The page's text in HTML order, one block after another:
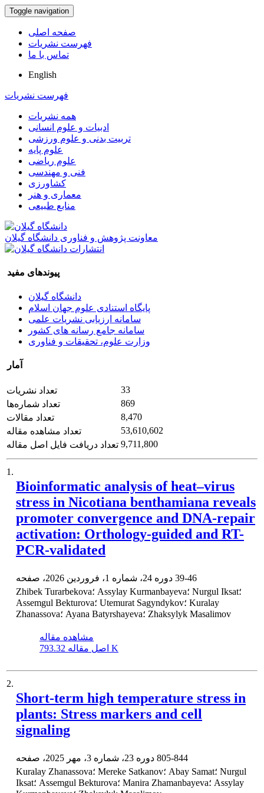
Toggle navigation
صفحه اصلی
فهرست نشریات
تماس با ما
English
فهرست نشریات
همه نشریات
ادبیات و علوم انسانی
تربیت بدنی و علوم ورزشی
علوم پایه
علوم ریاضی
فنی و مهندسی
کشاورزی
معماری و هنر
منابع طبیعی
معاونت پژوهش و فناوری دانشگاه گیلان
پیوندهای مفید
دانشگاه گیلان
پایگاه استنادی علوم جهان اسلام
سامانه ارزیابی نشریات علمی
سامانه جامع رسانه های کشور
وزارت علوم، تحقیقات و فناوری
آمار
تعداد نشریات
33
تعداد شماره‌ها
869
تعداد مقالات
8,470
تعداد مشاهده مقاله
53,610,602
تعداد دریافت فایل اصل مقاله 9,711,800
1.
Bioinformatic analysis of heat–virus
stress in Nicotiana benthamiana reveals
promoter convergence and DNA-repair
activation: Orthology-guided and RT-
PCR-validated
39-46
Zhibek Turarbekova؛ Assylay Kurmanbayeva؛ Nurgul Iksat؛
Assemgul Bekturova؛ Utemurat Sagyndykov؛ Kuralay
Zhanassova؛ Ayana Batyrshayeva؛ Zhaksylyk Masalimov
مشاهده مقاله
اصل مقاله 793.32 K
2.
Short-term high temperature stress in
plants: Stress markers and cell
signaling
805-844
Kuralay Zhanassova؛ Mereke Satkanov؛ Abay Samat؛ Nurgul
Iksat؛ Assemgul Bekturova؛ Manira Zhamanbayeva؛ Assylay